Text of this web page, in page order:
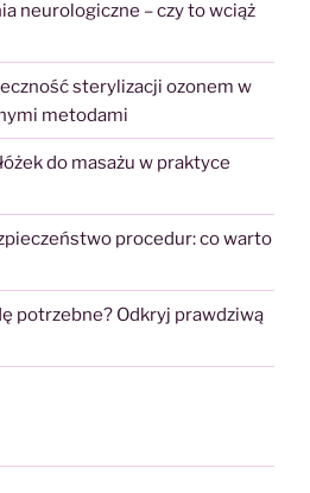
neurologiczne – czy to wciąż
sterylizacji ozonem w
metodami
do masażu w praktyce
procedur: co warto
potrzebne? Odkryj prawdziwą